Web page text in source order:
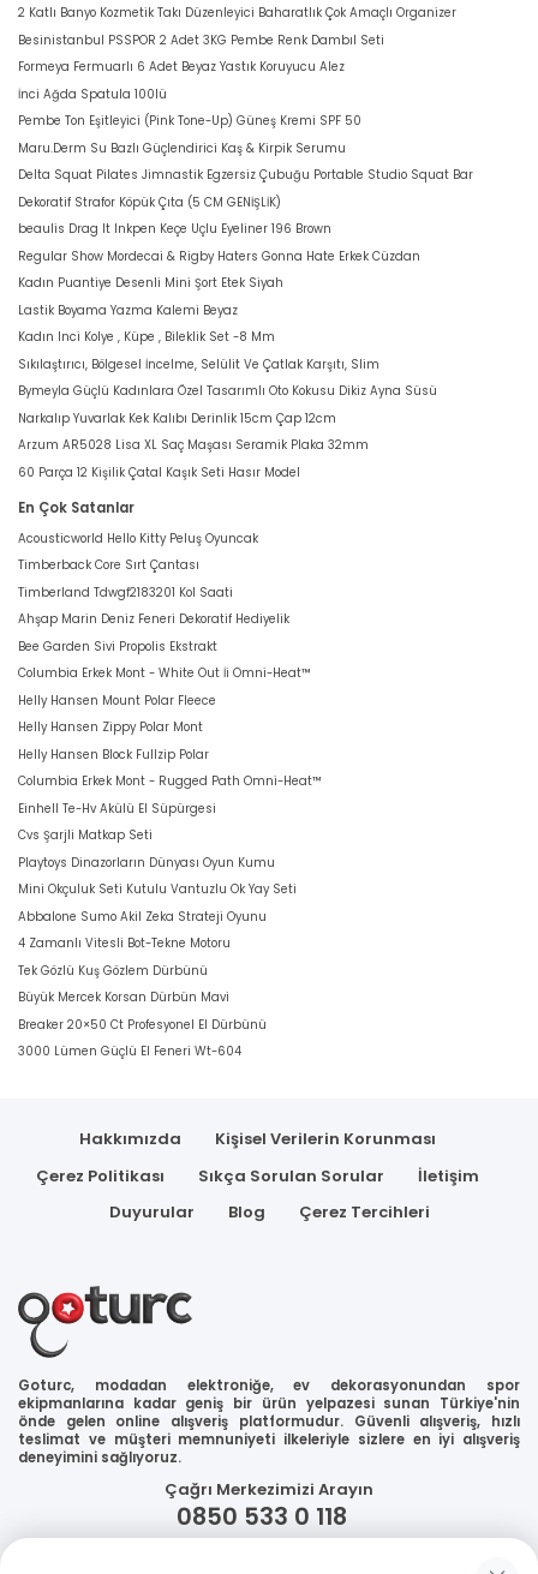
2 Katlı Banyo Kozmetik Takı Düzenleyici Baharatlık Çok Amaçlı Organizer
Besinistanbul PSSPOR 2 Adet 3KG Pembe Renk Dambıl Seti
Formeya Fermuarlı 6 Adet Beyaz Yastık Koruyucu Alez
İnci Ağda Spatula 100lü
Pembe Ton Eşitleyici (Pink Tone-Up) Güneş Kremi SPF 50
Maru.Derm Su Bazlı Güçlendirici Kaş & Kirpik Serumu
Delta Squat Pilates Jimnastik Egzersiz Çubuğu Portable Studio Squat Bar
Dekoratif Strafor Köpük Çıta (5 CM GENİŞLİK)
beaulis Drag It Inkpen Keçe Uçlu Eyeliner 196 Brown
Regular Show Mordecai & Rigby Haters Gonna Hate Erkek Cüzdan
Kadın Puantiye Desenli Mini Şort Etek Siyah
Lastik Boyama Yazma Kalemi Beyaz
Kadın Inci Kolye , Küpe , Bileklik Set -8 Mm
Sıkılaştırıcı, Bölgesel İncelme, Selülit Ve Çatlak Karşıtı, Slim
Bymeyla Güçlü Kadınlara Özel Tasarımlı Oto Kokusu Dikiz Ayna Süsü
Narkalıp Yuvarlak Kek Kalıbı Derinlik 15cm Çap 12cm
Arzum AR5028 Lisa XL Saç Maşası Seramik Plaka 32mm
60 Parça 12 Kişilik Çatal Kaşık Seti Hasır Model
En Çok Satanlar
Acousticworld Hello Kitty Peluş Oyuncak
Timberback Core Sırt Çantası
Timberland Tdwgf2183201 Kol Saati
Ahşap Marin Deniz Feneri Dekoratif Hediyelik
Bee Garden Sivi Propolis Ekstrakt
Columbia Erkek Mont - White Out İi Omni-Heat™
Helly Hansen Mount Polar Fleece
Helly Hansen Zippy Polar Mont
Helly Hansen Block Fullzip Polar
Columbia Erkek Mont - Rugged Path Omni-Heat™
Einhell Te-Hv Akülü El Süpürgesi
Cvs Şarjli Matkap Seti
Playtoys Dinazorların Dünyası Oyun Kumu
Mini Okçuluk Seti Kutulu Vantuzlu Ok Yay Seti
Abbalone Sumo Akil Zeka Strateji Oyunu
4 Zamanlı Vitesli Bot-Tekne Motoru
Tek Gözlü Kuş Gözlem Dürbünü
Büyük Mercek Korsan Dürbün Mavi
Breaker 20×50 Ct Profesyonel El Dürbünü
3000 Lümen Güçlü El Feneri Wt-604
Hakkımızda
Kişisel Verilerin Korunması
Çerez Politikası
Sıkça Sorulan Sorular
İletişim
Duyurular
Blog Çerez Tercihleri
Goturc, modadan elektroniğe, ev dekorasyonundan spor
ekipmanlarına kadar geniş bir ürün yelpazesi sunan Türkiye'nin
önde gelen online alışveriş platformudur. Güvenli alışveriş, hızlı
teslimat ve müşteri memnuniyeti ilkeleriyle sizlere en iyi alışveriş
deneyimini sağlıyoruz.
Çağrı Merkezimizi Arayın
0850 533 0 118